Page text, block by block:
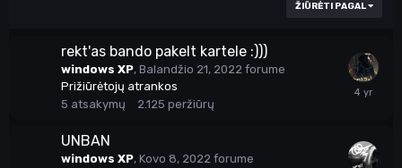
ŽIŪRĖTI PAGAL
rekt'as bando pakelt kartele :)))
windows XP, Balandžio 21, 2022 forume
Prižiūrėtojų atrankos
5 atsakymų 2.125 peržiūrų
UNBAN
windows XP, Kovo 8, 2022 forume